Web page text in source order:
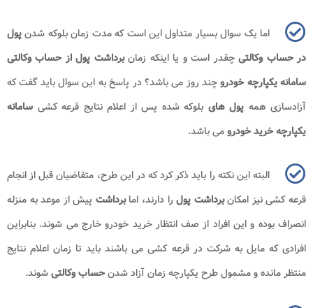
اما یک سوال بسیار متداول این است که مدت زمان بلوکه شدنپول
در حساب وکالتیچقدر است و یا اینکه زمانبرداشت پول از حساب وکالتی
سامانه یکپارچه خودروچند روز می باشد؟ در پاسخ به این سوال باید گفت که
آزادسازی همه پول های بلوکه شده پس از اعلام نتایج قرعه کشی سامانه
یکپارچه خرید خودرومی باشد.
البته این نکته را باید ذکر کرد که در این طرح، متقاضیان قبل از انجام
قرعه کشی نیز امکانبرداشت پولرا دارند، امابرداشت پیش از موعد به منزله
انصراف بوده و این افراد از صف انتظار خرید خودرو خارج می شوند. بنابراین
افرادی که مایل به شرکت در قرعه کشی می باشند باید تا زمان اعلام نتایج
منتظر مانده و مشمول طرح یکپارچه زمان آزاد شدنحساب وکالتیشوند.